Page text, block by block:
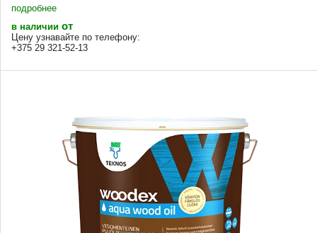
подробнее
в наличии от
Цену узнавайте по телефону:
+375 29 321-52-13